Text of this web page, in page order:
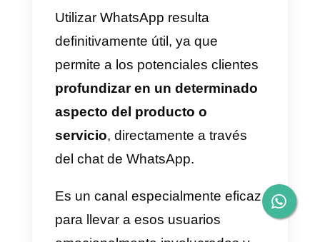
concurrencia dentro de la
plataforma.
Los anunciantes más audaces
las han tenido que ingeniar para
encontrar nuevas soluciones que
pudiesen mitigar el incremento
los costos de la publicidad. Una
de las soluciones que han